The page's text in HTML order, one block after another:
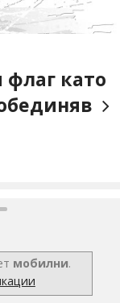
като
мобилни.